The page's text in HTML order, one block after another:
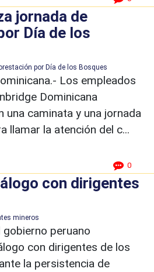
jornada de
Día de los
Los empleados
Dominicana
una caminata y una jornada
llamar la atención del c...
0
con dirigentes
peruano
con dirigentes de los
la persistencia de